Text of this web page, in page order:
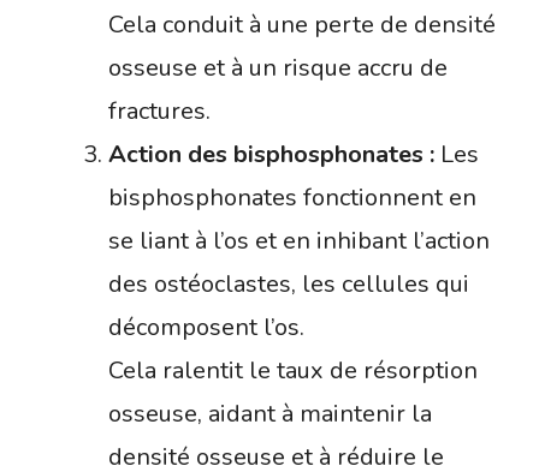
Cela conduit à une perte de densité
osseuse et à un risque accru de
fractures.
Action des bisphosphonates : Les
bisphosphonates fonctionnent en
se liant à l’os et en inhibant l’action
des ostéoclastes, les cellules qui
décomposent l’os.
Cela ralentit le taux de résorption
osseuse, aidant à maintenir la
densité osseuse et à réduire le